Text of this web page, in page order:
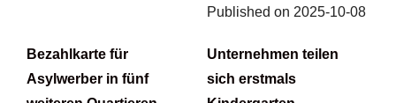
Published on 2025-10-08
Bezahlkarte für
Asylwerber in fünf
Unternehmen teilen
sich erstmals